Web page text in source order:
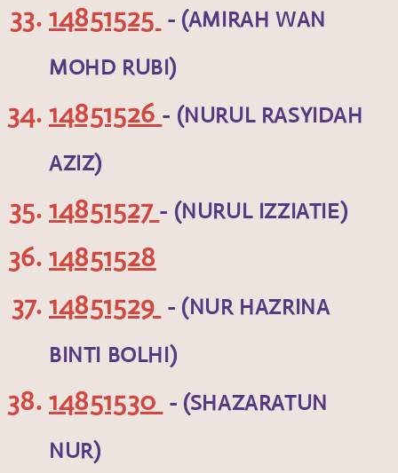
14851525 - (AMIRAH WAN
MOHD RUBI)
14851526 - (NURUL RASYIDAH
AZIZ)
14851527 - (NURUL IZZIATIE)
14851528
14851529 - (NUR HAZRINA
BINTI BOLHI)
14851530 - (SHAZARATUN
NUR)